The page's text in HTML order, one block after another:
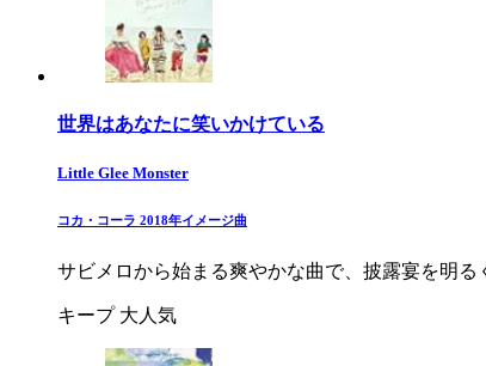
世界はあなたに笑いかけている
Little Glee Monster
コカ・コーラ 2018年イメージ曲
サビメロから始まる爽やかな曲で、披露宴を明
キープ 大人気